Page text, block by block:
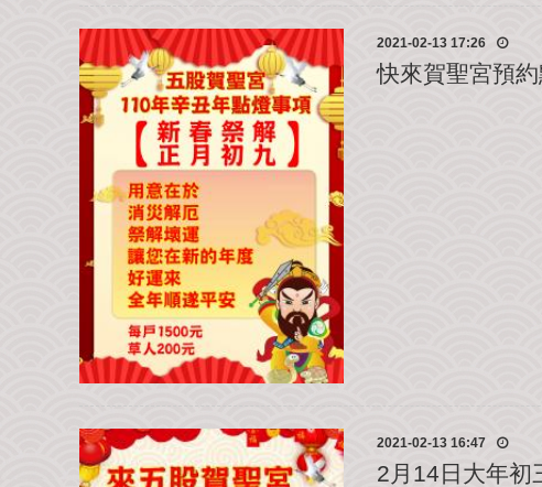
2021-02-13 17:26
快來賀聖宮預
2021-02-13 16:47
2月14日大年初